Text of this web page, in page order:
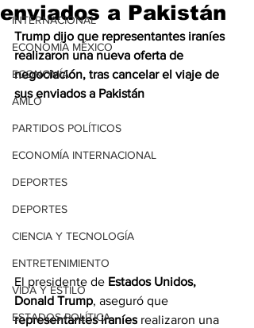
INTERNACIONAL
ECONOMÍA MÉXICO
ECONOMÍA
AMLO
PARTIDOS POLÍTICOS
ECONOMÍA INTERNACIONAL
DEPORTES
DEPORTES
CIENCIA Y TECNOLOGÍA
ENTRETENIMIENTO
VIDA Y ESTILO
ESTADOS-POLÍTICA
enviados a Pakistán
Trump dijo que representantes iraníes
realizaron una nueva oferta de
negociación, tras cancelar el viaje de
sus enviados a Pakistán
El presidente de Estados Unidos,
Donald Trump, aseguró que
representantes iraníes realizaron una